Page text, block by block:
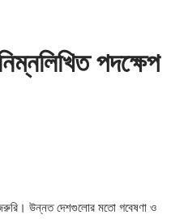
পদক্ষেপ
জরুরি। উন্নত দেশগুলোর মতো গবেষণা ও